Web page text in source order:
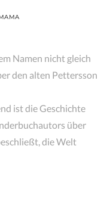
Namen nicht gleich
den alten Pettersson
ist die Geschichte
über
die Welt